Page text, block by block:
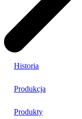
Historia
Produkcja
Produkty